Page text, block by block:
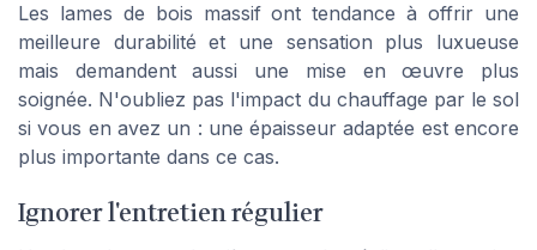
Les lames de bois massif ont tendance à offrir une
meilleure durabilité et une sensation plus luxueuse
mais demandent aussi une mise en œuvre plus
soignée. N'oubliez pas l'impact du chauffage par le sol
si vous en avez un : une épaisseur adaptée est encore
plus importante dans ce cas.
Ignorer l'entretien régulier